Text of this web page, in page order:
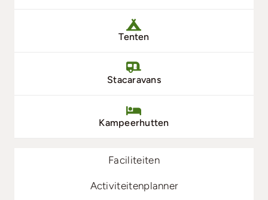
Tenten
Stacaravans
Kampeerhutten
Faciliteiten
Activiteitenplanner